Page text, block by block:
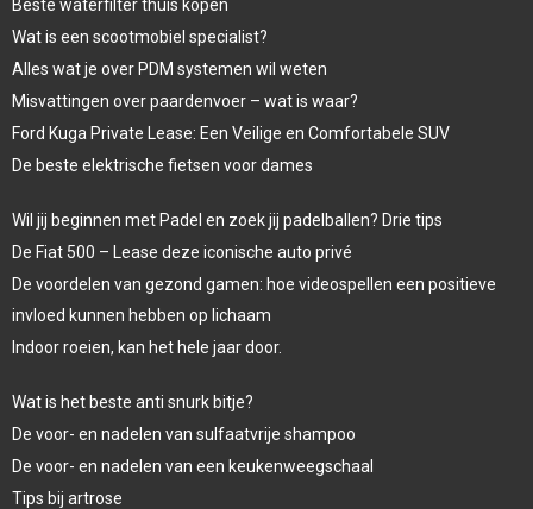
Beste waterfilter thuis kopen
Wat is een scootmobiel specialist?
Alles wat je over PDM systemen wil weten
Misvattingen over paardenvoer – wat is waar?
Ford Kuga Private Lease: Een Veilige en Comfortabele SUV
De beste elektrische fietsen voor dames
Wil jij beginnen met Padel en zoek jij padelballen? Drie tips
De Fiat 500 – Lease deze iconische auto privé
De voordelen van gezond gamen: hoe videospellen een positieve
invloed kunnen hebben op lichaam
Indoor roeien, kan het hele jaar door.
Wat is het beste anti snurk bitje?
De voor- en nadelen van sulfaatvrije shampoo
De voor- en nadelen van een keukenweegschaal
Tips bij artrose